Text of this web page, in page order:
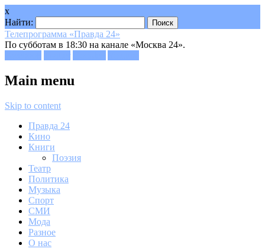
x
Найти:
Телепрограмма «Правда 24»
По субботам в 18:30 на канале «Москва 24».
Main menu
Skip to content
Правда 24
Кино
Книги
Поэзия
Театр
Политика
Музыка
Спорт
СМИ
Мода
Разное
О нас